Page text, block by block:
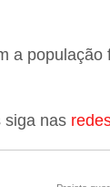
a
siga nas